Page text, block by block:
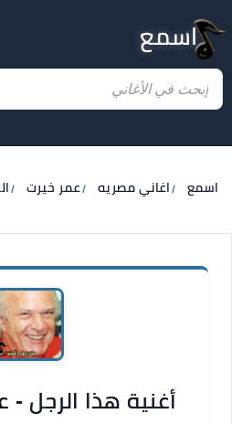
اسمع
اسمع اغاني مصريه عمر خيرت
أغنية هذا الرجل -